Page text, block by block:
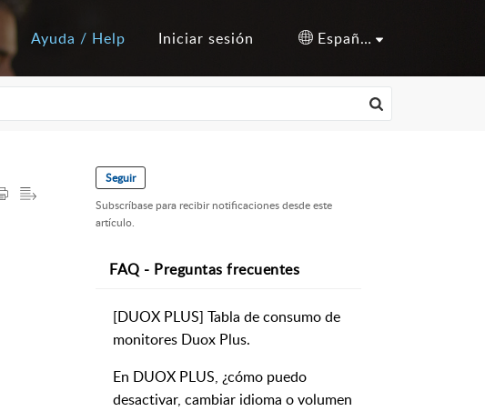
Ayuda / Help Iniciar sesión Español (España)
Seguir
Subscríbase para recibir notificaciones desde este
artículo.
FAQ - Preguntas frecuentes
[DUOX PLUS] Tabla de consumo de
monitores Duox Plus.
En DUOX PLUS, ¿cómo puedo
desactivar, cambiar idioma o volumen